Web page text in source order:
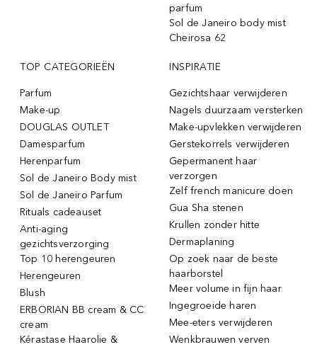
parfum
Sol de Janeiro body mist
Cheirosa 62
TOP CATEGORIEËN
Parfum
Make-up
DOUGLAS OUTLET
Damesparfum
Herenparfum
Sol de Janeiro Body mist
Sol de Janeiro Parfum
Rituals cadeauset
Anti-aging
gezichtsverzorging
Top 10 herengeuren
Herengeuren
Blush
ERBORIAN BB cream & CC
cream
Kérastase Haarolie &
INSPIRATIE
Gezichtshaar verwijderen
Nagels duurzaam versterken
Make-upvlekken verwijderen
Gerstekorrels verwijderen
Gepermanent haar
verzorgen
Zelf french manicure doen
Gua Sha stenen
Krullen zonder hitte
Dermaplaning
Op zoek naar de beste
haarborstel
Meer volume in fijn haar
Ingegroeide haren
Mee-eters verwijderen
Wenkbrauwen verven